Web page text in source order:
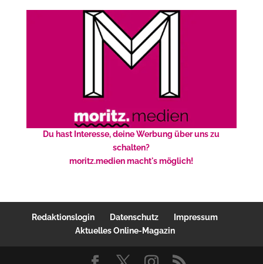
Du hast Interesse, deine Werbung über uns zu
schalten?
moritz.medien macht's möglich!
Redaktionslogin Datenschutz
Impressum
Aktuelles Online-Magazin